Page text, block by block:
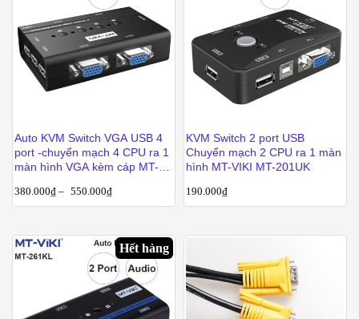
Auto KVM Switch VGA USB 4
port -chuyển mạch 4 CPU ra 1
màn hình VGA kèm cáp MT-
380.000₫ – 550.000₫
KVM Switch 2 port USB
Chuyển mạch 2 CPU ra 1 màn
hình MT-VIKI MT-201UK
190.000₫
Hết hàng